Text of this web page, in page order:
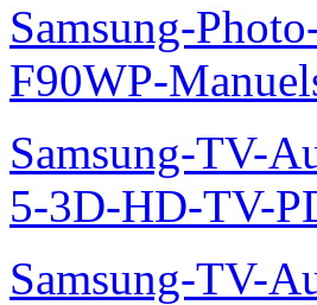
Samsung-
F90WP-
Samsung-TV-
5-3D-HD-TV-
Samsung-TV-